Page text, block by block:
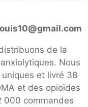
de la
Nous
et livré 38
et des opioïdes
000 commandes